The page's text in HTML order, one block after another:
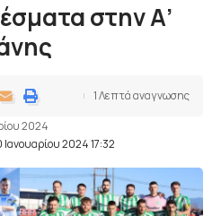
στην Α’
2024 17:32
2024
1 Λεπτά αναγνωσης